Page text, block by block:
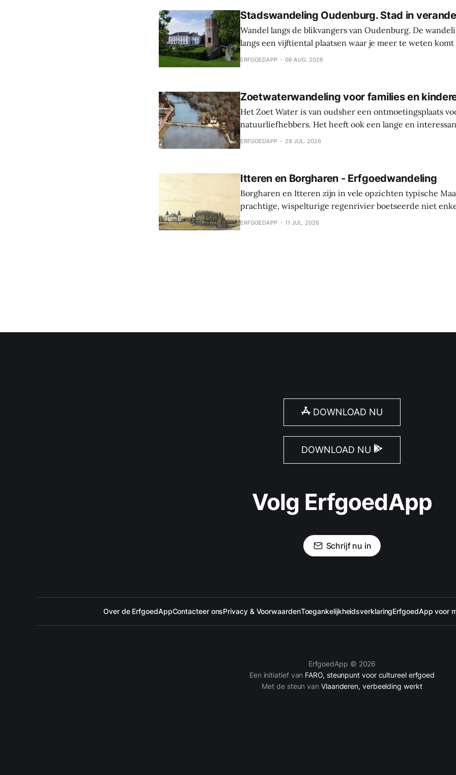
Stadswandeling Oudenburg. Stad in
Wandel langs de blikvangers van Oudenburg. De
langs een vijftiental plaatsen waar je meer te weten komt
geschiedenis, weetjes en toekomstplannen van de
ERFGOEDAPP 06 AUG. 2026
Zoetwaterwandeling voor families en
Het Zoet Water is van oudsher een ontmoetingsplaats
natuurliefhebbers. Het heeft ook een lange en
Hier werden sporen gevonden van bewoning en
ERFGOEDAPP 28 JUL. 2026
Itteren en Borgharen - Erfgoedwandeling
Borgharen en Itteren zijn in vele opzichten typische
prachtige, wispelturige regenrivier boetseerde niet
landschap, maar gaf ook mee vorm aan de levens van de
ERFGOEDAPP 11 JUL. 2026
DOWNLOAD NU
DOWNLOAD NU
Volg ErfgoedApp
Schrijf nu in
Over de ErfgoedAppContacteer onsPrivacy & VoorwaardenToegankelijkheidsverklaringErfgoedApp voor
ErfgoedApp © 2026
Een initiatief van FARO, steunpunt voor cultureel erfgoed
Met de steun van Vlaanderen, verbeelding werkt